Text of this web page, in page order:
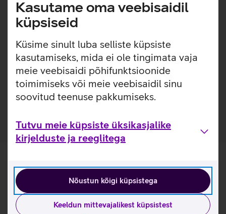
Kasutame oma veebisaidil
küpsiseid
Küsime sinult luba selliste küpsiste
kasutamiseks, mida ei ole tingimata vaja
meie veebisaidi põhifunktsioonide
toimimiseks või meie veebisaidil sinu
soovitud teenuse pakkumiseks.
Tutvu meie küpsiste üksikasjalike
kirjelduste ja reeglitega
Nõustun kõigi küpsistega
Keeldun mittevajalikest küpsistest
Õhuke, kerge ja lihtsasti kinnitatav ümbris, millel on
sisseehitatud MagSafe magnetid, mis muudavad ümbrise
kinnitamise ja eemaldamise väga lihtsaks. Ümbrisega on
võimalik kasutada Qi või MagSafe juhtmevaba laadimist
ilma seda eemaldamata. Lisaks saab ümbrise tagaküljele
mugavalt kinnitada ka rahatasku. Ümbris on mikrofiiber
sisuga, tagamaks telefonile kaitse mikrokriimustuste eest
juhuks, kui tolm ja mustus satuvad telefoni ja ümbrise
vahele.